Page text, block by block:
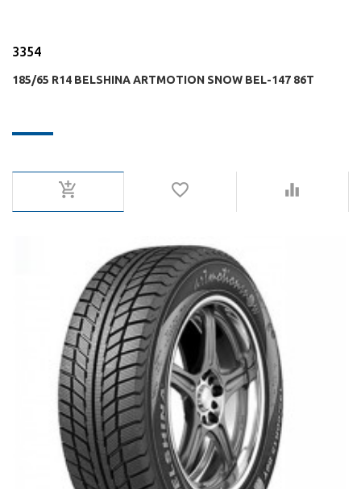
3354
185/65 R14 BELSHINA ARTMOTION SNOW BEL-147 86T